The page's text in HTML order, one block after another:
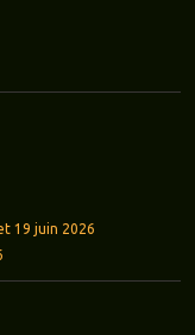
19 juin 2026